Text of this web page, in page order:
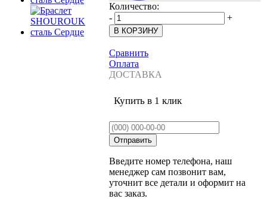
Количество:
-
+
Сравнить
Оплата
ДОСТАВКА
Купить в 1 клик
Введите номер телефона, наш
менеджер сам позвонит вам,
уточнит все детали и оформит на
вас заказ.